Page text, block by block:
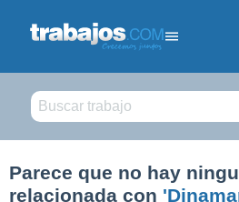
Parece que no hay
relacionada con